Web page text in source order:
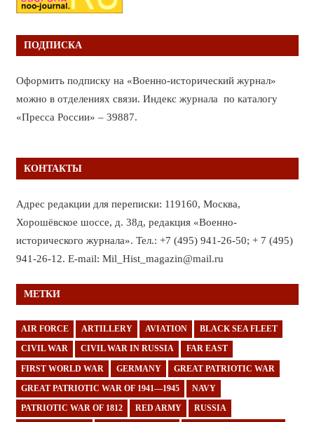
ПОДПИСКА
Оформить подписку на «Военно-исторический журнал»
можно в отделениях связи. Индекс журнала по каталогу
«Пресса России» – 39887.
КОНТАКТЫ
Адрес редакции для переписки: 119160, Москва,
Хорошёвское шоссе, д. 38д, редакция «Военно-
исторического журнала». Тел.: +7 (495) 941-26-50; + 7 (495)
941-26-12. E-mail: Mil_Hist_magazin@mail.ru
МЕТКИ
AIR FORCE ARTILLERY AVIATION BLACK SEA FLEET
CIVIL WAR CIVIL WAR IN RUSSIA FAR EAST
FIRST WORLD WAR GERMANY GREAT PATRIOTIC WAR
GREAT PATRIOTIC WAR OF 1941—1945 NAVY
PATRIOTIC WAR OF 1812 RED ARMY RUSSIA